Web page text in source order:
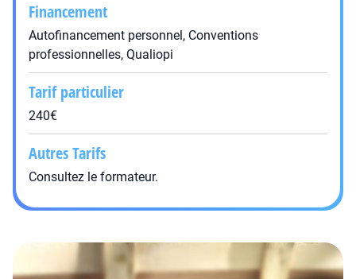
Financement
Autofinancement personnel, Conventions
professionnelles, Qualiopi
Tarif particulier
240€
Autres Tarifs
Consultez le formateur.